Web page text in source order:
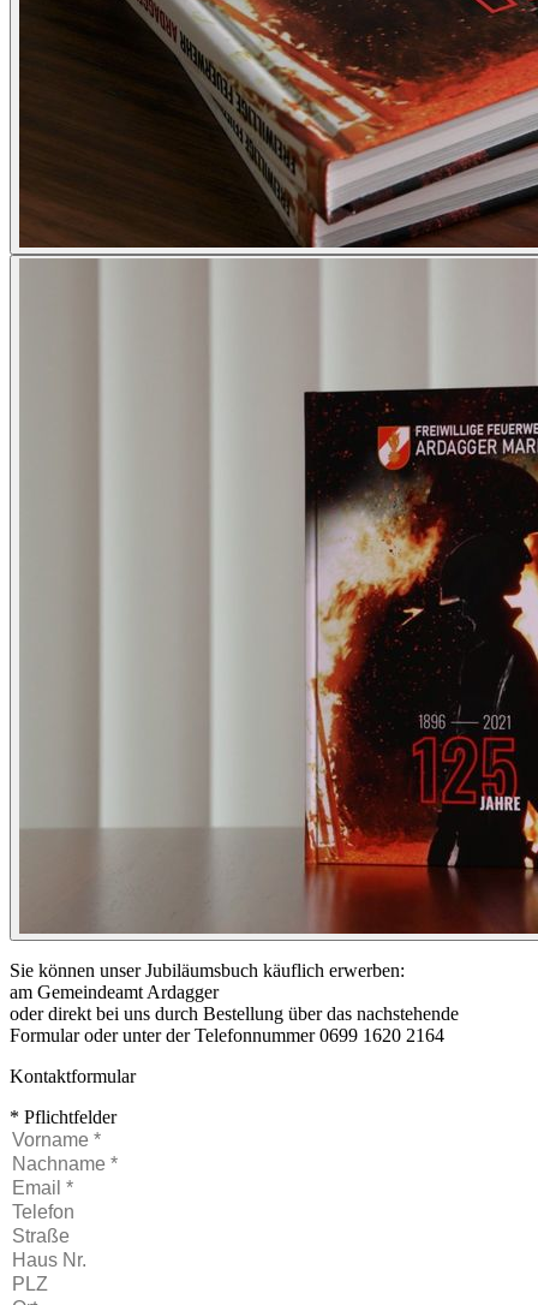
Sie können unser Jubiläumsbuch käuflich erwerben:
am Gemeindeamt Ardagger
oder direkt bei uns durch Bestellung über das nachstehende
Formular oder unter der Telefonnummer 0699 1620 2164
Kontaktformular
* Pflichtfelder